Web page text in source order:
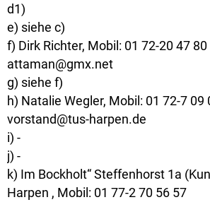
d1)
e) siehe c)
f) Dirk Richter, Mobil: 01 72-20 47 80
attaman@gmx.net
g) siehe f)
h) Natalie Wegler, Mobil: 01 72-7 09
vorstand@tus-harpen.de
i) -
j) -
k) Im Bockholt“ Steffenhorst 1a
Harpen , Mobil: 01 77-2 70 56 57